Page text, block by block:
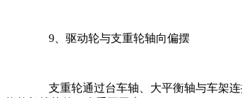
9 、驱动轮与支重轮轴向偏摆
支重轮通过台车轴、大平衡轴与车架连